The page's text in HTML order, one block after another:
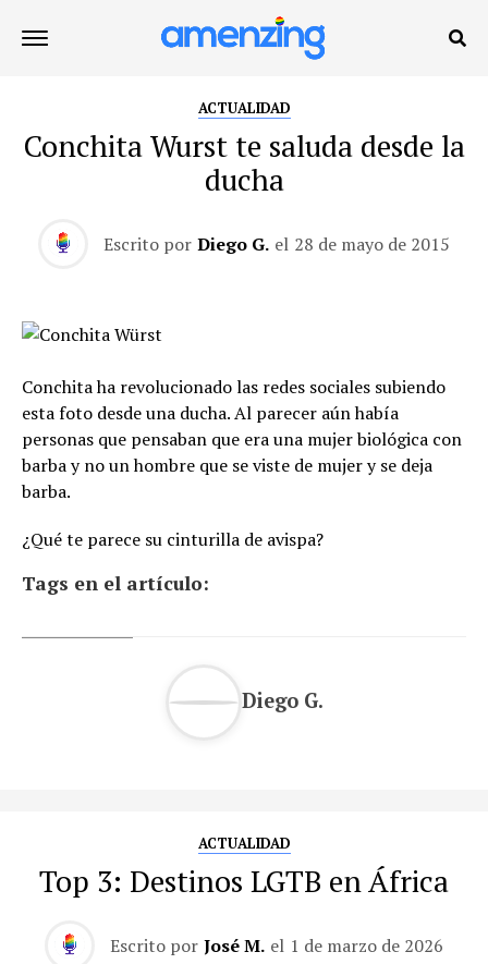
ACTUALIDAD
Conchita Wurst te saluda desde la
ducha
Escrito por Diego G. el 28 de mayo de 2015
Conchita ha revolucionado las redes sociales subiendo
esta foto desde una ducha. Al parecer aún había
personas que pensaban que era una mujer biológica con
barba y no un hombre que se viste de mujer y se deja
barba.
¿Qué te parece su cinturilla de avispa?
Tags en el artículo:
Diego G.
ACTUALIDAD
Top 3: Destinos LGTB en África
Escrito por José M. el 1 de marzo de 2026